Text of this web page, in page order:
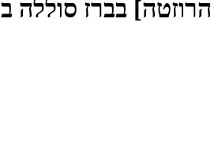
הרוזטה] בברז סוללה ב